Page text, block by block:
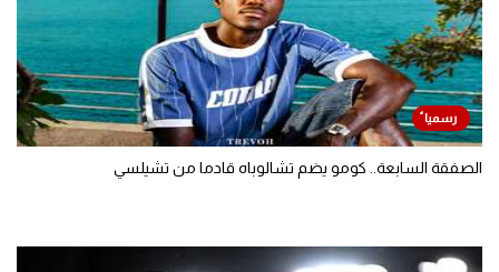
الصفقة السابعة.. كومو يضم تشالوباه قادما من تشيلسي